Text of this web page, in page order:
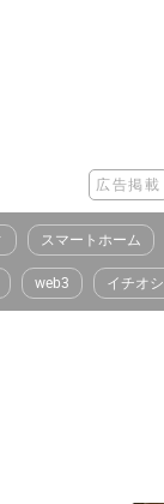
広告掲載
スマートホーム
web3 イチオシ